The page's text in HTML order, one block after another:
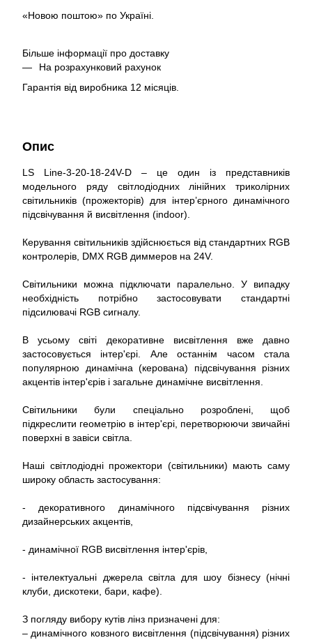
«Новою поштою» по Україні.
Більше інформації про доставку
На розрахунковий рахунок
Гарантія від виробника 12 місяців.
Опис
LS Line-3-20-18-24V-D – це один із представників
модельного ряду світлодіодних лінійних триколірних
світильників (прожекторів) для інтер’єрного динамічного
підсвічування й висвітлення (indoor).
Керування світильників здійснюється від стандартних RGB
контролерів, DMX RGB диммеров на 24V.
Світильники можна підключати паралельно. У випадку
необхідність потрібно застосовувати стандартні
підсилювачі RGB сигналу.
В усьому світі декоративне висвітлення вже давно
застосовується інтер'єрі. Але останнім часом стала
популярною динамічна (керована) підсвічування різних
акцентів інтер'єрів і загальне динамічне висвітлення.
Світильники були спеціально розроблені, щоб
підкреслити геометрію в інтер'єрі, перетворюючи звичайні
поверхні в завіси світла.
Наші світлодіодні прожектори (світильники) мають саму
широку область застосування:
- декоративного динамічного підсвічування різних
дизайнерських акцентів,
- динамічної RGB висвітлення інтер'єрів,
- інтелектуальні джерела світла для шоу бізнесу (нічні
клуби, дискотеки, бари, кафе).
З погляду вибору кутів лінз призначені для:
– динамічного ковзного висвітлення (підсвічування) різних